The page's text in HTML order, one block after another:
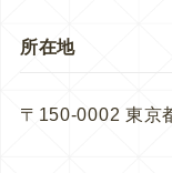
所在地
〒150-0002 東京